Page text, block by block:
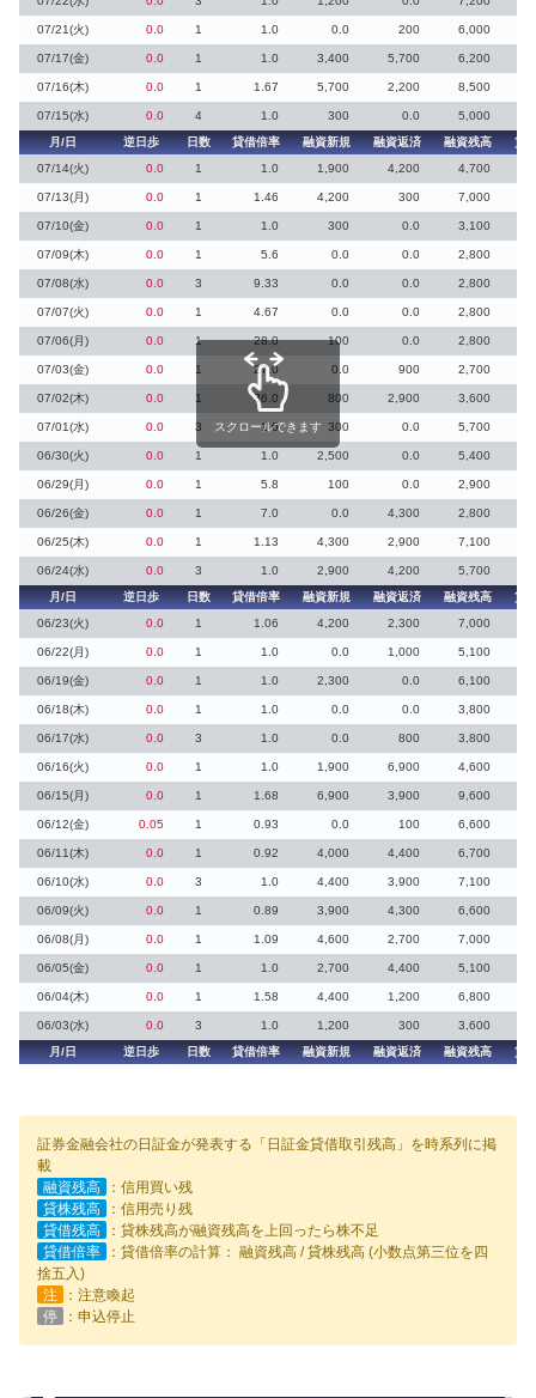
07/21(火) 0.0 1 1.0 0.0 200 6,000
07/17(金) 0.0 1 1.0 3,400 5,700 6,200
07/16(木) 0.0 1 1.67 5,700 2,200 8,500
07/15(水) 0.0 4 1.0 300 0.0
5,000
月/日
逆日歩 日数 貸借倍率 融資新規 融資返済 融資残高
貸
07/14(火)
0.0 1 1.0 1,900 4,200 4,700
07/13(月) 0.0 1 1.46 4,200 300 7,000
07/10(金) 0.0 1 1.0 300 0.0 3,100
07/09(木) 0.0 1 5.6 0.0 0.0 2,800
07/08(水) 0.0 3 9.33 0.0 0.0 2,800
07/07(火) 0.0 1 4.67 0.0 0.0 2,800
07/06(月) 0.0 1 28.0 100 0.0 2,800
07/03(金) 0.0 1 27.0 0.0 900 2,700
07/02(木) 0.0 1 36.0 800 2,900 3,600
07/01(水) 0.0 3 1.0 300 0.0 5,700
06/30(火) 0.0 1 1.0 2,500 0.0 5,400
06/29(月) 0.0 1 5.8 100 0.0 2,900
06/26(金) 0.0 1 7.0 0.0 4,300 2,800
06/25(木) 0.0 1 1.13 4,300 2,900 7,100
06/24(水) 0.0 3 1.0 2,900 4,200
5,700
月/日
逆日歩 日数 貸借倍率 融資新規 融資返済 融資残高
貸
06/23(火)
0.0 1 1.06 4,200 2,300 7,000
06/22(月) 0.0 1 1.0 0.0 1,000 5,100
06/19(金) 0.0 1 1.0 2,300 0.0 6,100
06/18(木) 0.0 1 1.0 0.0 0.0 3,800
06/17(水) 0.0 3 1.0 0.0 800 3,800
06/16(火) 0.0 1 1.0 1,900 6,900 4,600
06/15(月) 0.0 1 1.68 6,900 3,900 9,600
06/12(金) 0.05 1 0.93 0.0 100 6,600
06/11(木) 0.0 1 0.92 4,000 4,400 6,700
06/10(水) 0.0 3 1.0 4,400 3,900 7,100
06/09(火) 0.0 1 0.89 3,900 4,300 6,600
06/08(月) 0.0 1 1.09 4,600 2,700 7,000
06/05(金) 0.0 1 1.0 2,700 4,400 5,100
06/04(木) 0.0 1 1.58 4,400 1,200 6,800
06/03(水) 0.0 3 1.0 1,200 300 3,600
月/日
逆日歩 日数 貸借倍率 融資新規 融資返済 融資残高 貸
スクロールできます
証券金融会社の日証金が発表する「日証金貸借取引残高」を時系列に掲
載
融資残高
：信用買い残
貸株残高
：信用売り残
貸借残高
：貸株残高が融資残高を上回ったら株不足
貸借倍率
：貸借倍率の計算： 融資残高 / 貸株残高 (小数点第三位を四
捨五入)
注
：注意喚起
停
：申込停止